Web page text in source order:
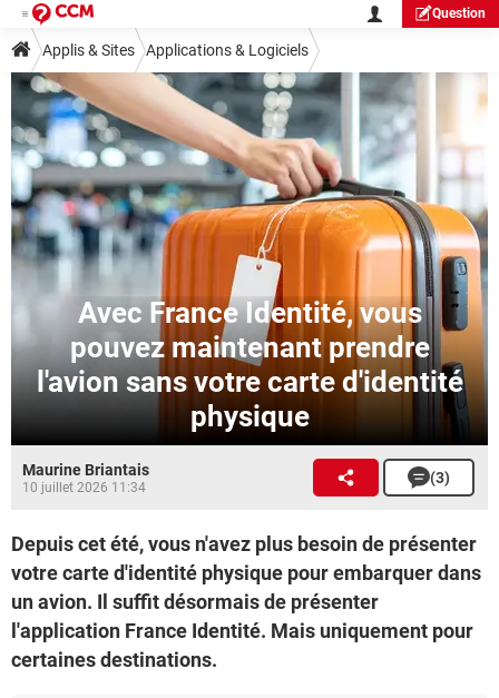
Question
Applis & Sites Applications & Logiciels
Avec France Identité, vous
pouvez maintenant prendre
l'avion sans votre carte d'identité
physique
Maurine Briantais
10 juillet 2026 11:34
(3)
Depuis cet été, vous n'avez plus besoin de présenter
votre carte d'identité physique pour embarquer dans
un avion. Il suffit désormais de présenter
l'application France Identité. Mais uniquement pour
certaines destinations.